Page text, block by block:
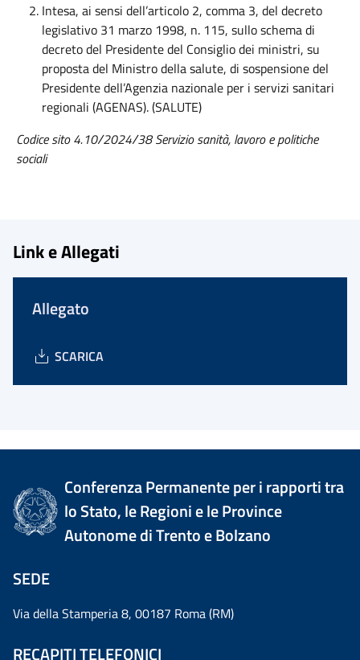
Intesa, ai sensi dell’articolo 2, comma 3, del decreto
legislativo 31 marzo 1998, n. 115, sullo schema di
decreto del Presidente del Consiglio dei ministri, su
proposta del Ministro della salute, di sospensione del
Presidente dell’Agenzia nazionale per i servizi sanitari
regionali (AGENAS). (SALUTE)
Codice sito 4.10/2024/38 Servizio sanità, lavoro e politiche
sociali
Link e Allegati
Allegato
SCARICA
Conferenza Permanente per i rapporti tra
lo Stato, le Regioni e le Province
Autonome di Trento e Bolzano
SEDE
Via della Stamperia 8, 00187 Roma (RM)
RECAPITI TELEFONICI